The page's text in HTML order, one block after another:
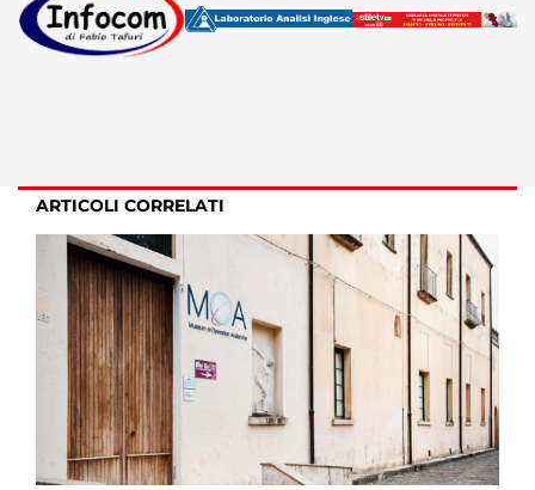
ARTICOLI CORRELATI